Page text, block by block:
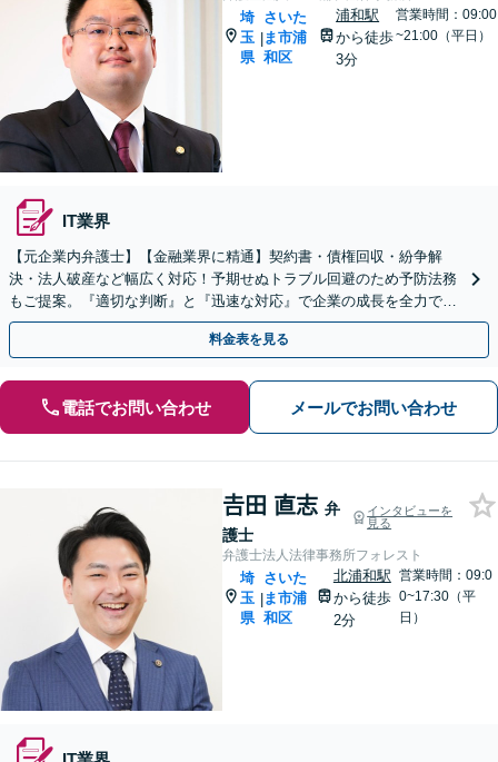
埼
玉
県
|
さいた
ま市浦
和区
浦和駅
から徒歩
3分
営業時間：09:00
~21:00（平日）
IT業界
【元企業内弁護士】【金融業界に精通】契約書・債権回収・紛争解
決・法人破産など幅広く対応！予期せぬトラブル回避のため予防法務
もご提案。『適切な判断』と『迅速な対応』で企業の成長を全力でサ
ポート【他士業連携】【ワンストップサービスの提供】
料金表を見る
電話でお問い合わせ メールでお問い合わせ
𠮷田 直志 弁
護士
インタビューを
見る
弁護士法人法律事務所フォレスト
埼
玉
県
|
さいた
ま市浦
和区
北浦和駅
から徒歩
2分
営業時間：09:0
0~17:30（平
日）